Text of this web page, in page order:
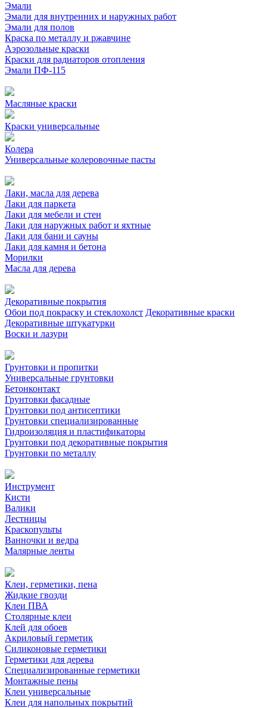
Эмали
Эмали для внутренних и наружных работ
Эмали для полов
Краска по металлу и ржавчине
Аэрозольные краски
Краски для радиаторов отопления
Эмали ПФ-115
Масляные краски
Краски универсальные
Колера
Универсальные колеровочные пасты
Лаки, масла для дерева
Лаки для паркета
Лаки для мебели и стен
Лаки для наружных работ и яхтные
Лаки для бани и сауны
Лаки для камня и бетона
Морилки
Масла для дерева
Декоративные покрытия
Обои под покраску и стеклохолст Декоративные краски
Декоративные штукатурки
Воски и лазури
Грунтовки и пропитки
Универсальные грунтовки
Бетонконтакт
Грунтовки фасадные
Грунтовки под антисептики
Грунтовки специализированные
Гидроизоляция и пластификаторы
Грунтовки под декоративные покрытия
Грунтовки по металлу
Инструмент
Кисти
Валики
Лестницы
Краскопульты
Ванночки и ведра
Малярные ленты
Клеи, герметики, пена
Жидкие гвозди
Клеи ПВА
Столярные клеи
Клей для обоев
Акриловый герметик
Силиконовые герметики
Герметики для дерева
Специализированные герметики
Монтажные пены
Клеи универсальные
Клеи для напольных покрытий